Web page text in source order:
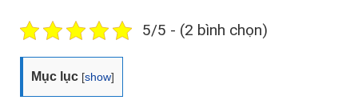
5/5 - (2 bình chọn)
Mục lục [show]